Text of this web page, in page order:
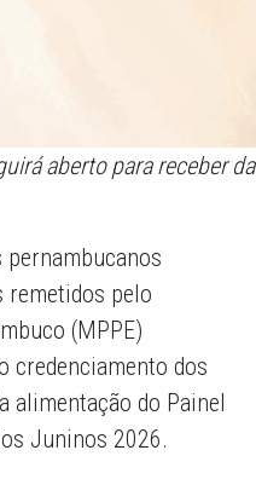
aberto para receber
remetidos pelo
(MPPE)
credenciamento dos
alimentação do Painel
Juninos 2026.